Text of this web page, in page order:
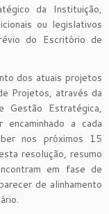
da Instituição,
ou legislativos
do Escritório de
dos atuais projetos
Projetos, através da
Gestão Estratégica,
a cada
nos próximos 15
resolução, resumo
em fase de
de alinhamento